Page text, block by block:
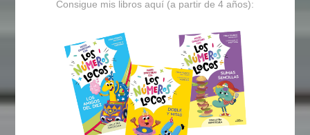
Consigue mis libros aquí (a partir de 4 años):